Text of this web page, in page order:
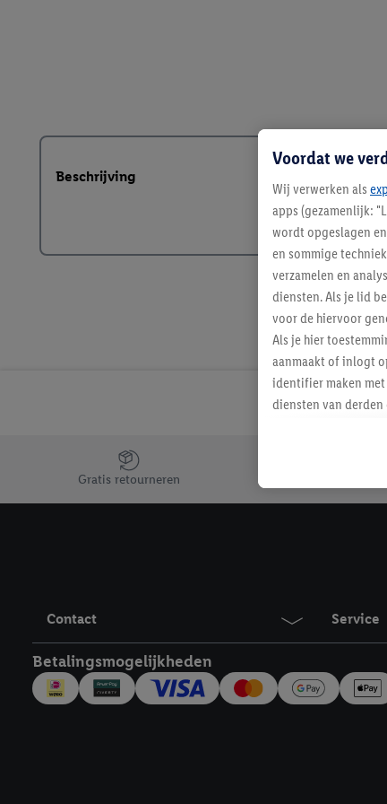
Beschrijving
Jouw voordelen bij ons als Lidl webshop klant
Gratis retourneren
Contact Service
Betalingsmogelijkheden
Voordat we
Wij verwerken als
apps (gezamenlijk:
wordt opgeslagen
en sommige
verzamelen en
diensten. Als je lid
voor de hiervoor
Als je hier
aanmaakt of inlogt
identifier maken
diensten van
Als je hiervoor
eerder interesse
Lidl-diensten
mailadres en met
Door te klikken op
Door op "Akkoord"
inclusief over de
over de cookies die